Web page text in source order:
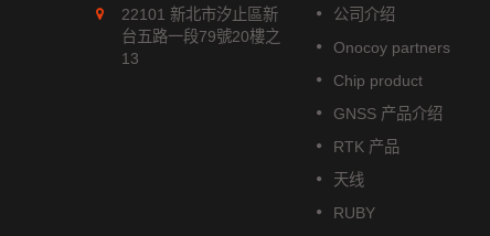
22101 新北市汐止區新
台五路一段79號20樓之
13
公司介绍
Onocoy partners
Chip product
GNSS 产品介绍
RTK 产品
天线
RUBY
MGS-1513-52Q 是一款完整的独
立多频GNSS 智能天线模组，包
含嵌入式贴片天线和基于Airoha
AG3352Q 平台的GNSS 接收电